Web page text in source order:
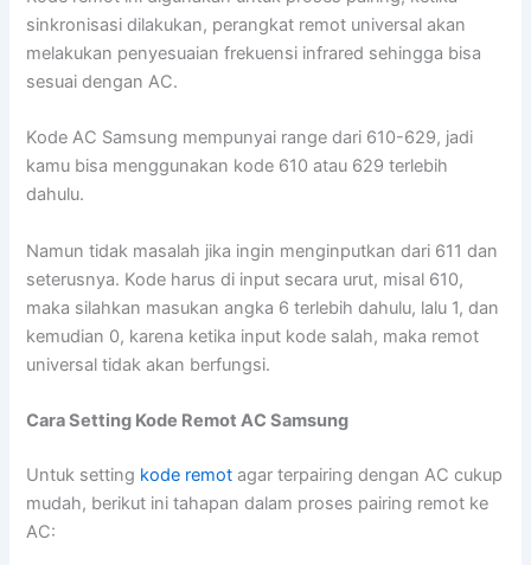
sinkronisasi dilakukan, perangkat remot universal akan
melakukan penyesuaian frekuensi infrared sehingga bisa
sesuai dengan AC.
Kode AC Samsung mempunyai range dari 610-629, jadi
kamu bisa menggunakan kode 610 atau 629 terlebih
dahulu.
Namun tidak masalah jika ingin menginputkan dari 611 dan
seterusnya. Kode harus di input secara urut, misal 610,
maka silahkan masukan angka 6 terlebih dahulu, lalu 1, dan
kemudian 0, karena ketika input kode salah, maka remot
universal tidak akan berfungsi.
Cara Setting Kode Remot AC Samsung
Untuk setting kode remot agar terpairing dengan AC cukup
mudah, berikut ini tahapan dalam proses pairing remot ke
AC: